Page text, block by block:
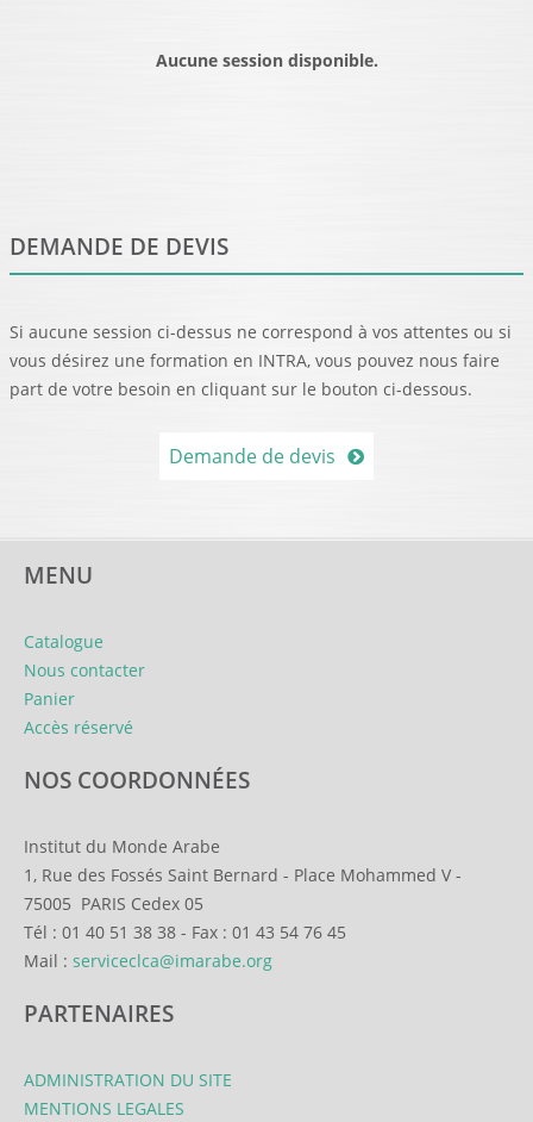
Aucune session disponible.
DEMANDE DE DEVIS
Si aucune session ci-dessus ne correspond à vos attentes ou si
vous désirez une formation en INTRA, vous pouvez nous faire
part de votre besoin en cliquant sur le bouton ci-dessous.
Demande de devis
MENU
Catalogue
Nous contacter
Panier
Accès réservé
NOS COORDONNÉES
Institut du Monde Arabe
1, Rue des Fossés Saint Bernard - Place Mohammed V -
75005 PARIS Cedex 05
Tél : 01 40 51 38 38 - Fax : 01 43 54 76 45
Mail : serviceclca@imarabe.org
PARTENAIRES
ADMINISTRATION DU SITE
MENTIONS LEGALES